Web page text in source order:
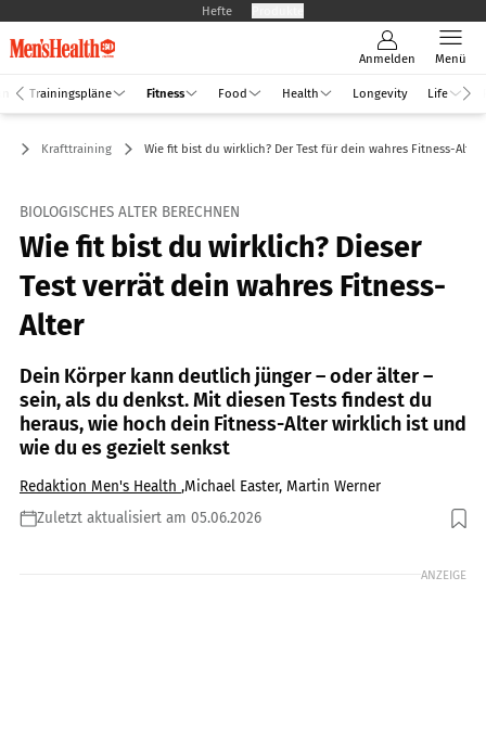
Hefte
Anmelden Menü
Trainingspläne Fitness Food Health Longevity Life
Krafttraining Wie fit bist du wirklich? Der Test für dein wahres Fitness-Alter
BIOLOGISCHES ALTER BERECHNEN
Wie fit bist du wirklich? Dieser
Test verrät dein wahres Fitness-
Alter
Dein Körper kann deutlich jünger – oder älter –
sein, als du denkst. Mit diesen Tests findest du
heraus, wie hoch dein Fitness-Alter wirklich ist und
wie du es gezielt senkst
Redaktion Men's Health ,Michael Easter, Martin Werner
Zuletzt aktualisiert am 05.06.2026
Foto: gettyimages/PixelsEffect
ANZEIGE